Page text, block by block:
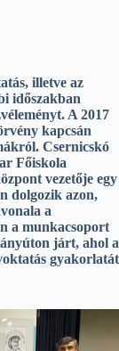
illetve az
időszakban
A 2017
kapcsán
Csernicskó
Főiskola
vezetője egy
dolgozik azon,
a
a munkacsoport
járt, ahol a
gyakorlatát